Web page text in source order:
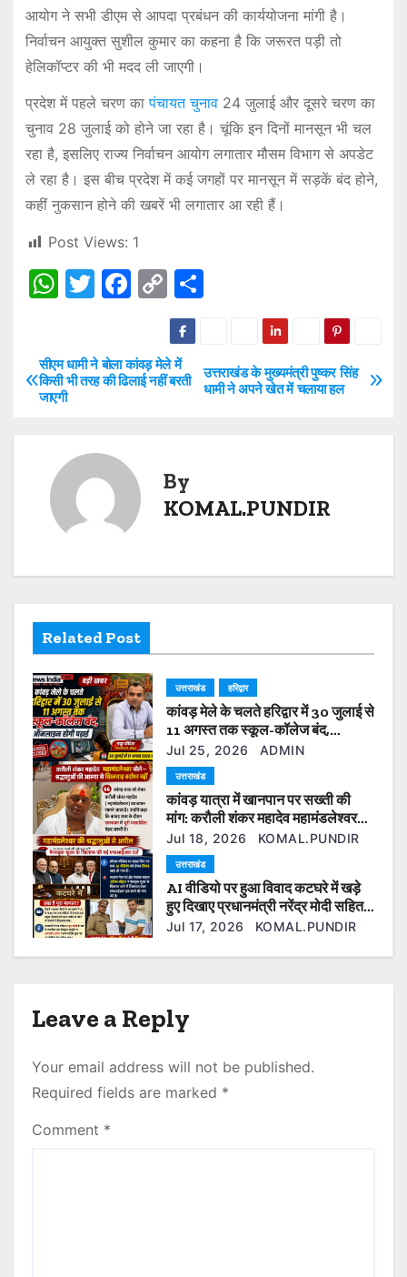
आयोग ने सभी डीएम से आपदा प्रबंधन की कार्ययोजना मांगी है।
निर्वाचन आयुक्त सुशील कुमार का कहना है कि जरूरत पड़ी तो
हेलिकॉप्टर की भी मदद ली जाएगी।
प्रदेश में पहले चरण कापंचायत चुनाव24 जुलाई और दूसरे चरण का
चुनाव 28 जुलाई को होने जा रहा है। चूंकि इन दिनों मानसून भी चल
रहा है, इसलिए राज्य निर्वाचन आयोग लगातार मौसम विभाग से अपडेट
ले रहा है। इस बीच प्रदेश में कई जगहों पर मानसून में सड़कें बंद होने,
कहीं नुकसान होने की खबरें भी लगातार आ रही हैं।
Post Views: 1
W
s
A
p
T
er
F
e
b
k
C
o
p
y
S
e
P
i
g
a
t
i
o
n
उत्तराखंड के मुख्यमंत्री पुष्कर सिंह
धामी ने अपने खेत में चलाया हल
सीएम धामी ने बोला कांवड़ मेले में
किसी भी तरह की ढिलाई नहीं बरती
जाएगी
By
KOMAL.PUNDIR
Related Post
उत्तराखंड हरिद्वार
कांवड़ मेले के चलते हरिद्वार में 30 जुलाई से
11 अगस्त तक स्कूल-कॉलेज बंद,
ऑनलाइन होगी पढ़ाई
Jul 25, 2026 ADMIN
उत्तराखंड
कांवड़ यात्रा में खानपान पर सख्ती की
मांग: करौली शंकर महादेव महामंडलेश्वर
बोले— श्रद्धालुओं की आस्था से खिलवाड़
बर्दाश्त नहीं
Jul 18, 2026 KOMAL.PUNDIR
उत्तराखंड
AI वीडियो पर हुआ विवाद कटघरे में खड़े
हुए दिखाए प्रधानमंत्री नरेंद्र मोदी सहित
कई ओर नेता फेसबुक यूजर के खिलाफ की
Jul 17, 2026 KOMAL.PUNDIR
Leave a Reply
Your email address will not be published.
Required fields are marked *
Comment *